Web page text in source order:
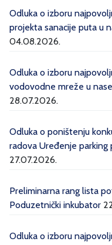
Odluka o izboru
projekta sanacije puta u
04.08.2026.
Odluka o izboru
vodovodne mreže u
28.07.2026.
Odluka o poništenju
radova Uređenje parking
27.07.2026.
Preliminarna rang lista
Poduzetnički inkubator
Odluka o izboru